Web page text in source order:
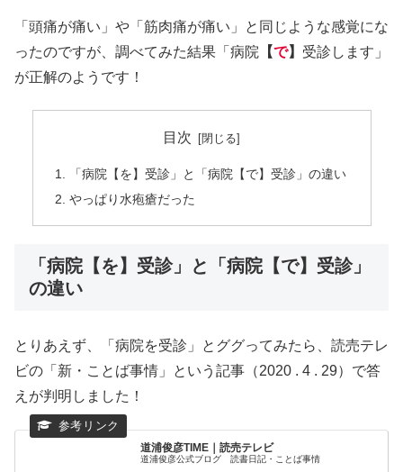
「頭痛が痛い」や「筋肉痛が痛い」と同じような感覚にな
ったのですが、調べてみた結果「病院 【で】 受診します」
が正解のようです！
目次
「病院【を】受診」と「病院【で】受診」の違い
やっぱり水疱瘡だった
「病院【を】受診」と「病院【で】受診」
の違い
とりあえず、「病院を受診」とググってみたら、読売テレ
ビの「新・ことば事情」という記事（2020 . 4 . 29）で答
えが判明しました！
道浦俊彦TIME｜読売テレビ
道浦俊彦公式ブログ 読書日記・ことば事情